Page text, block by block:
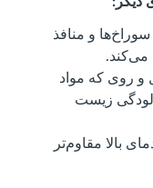
و منافذ
می‌کند.
و روی که مواد
زیست‌
بالا مقاوم‌تر